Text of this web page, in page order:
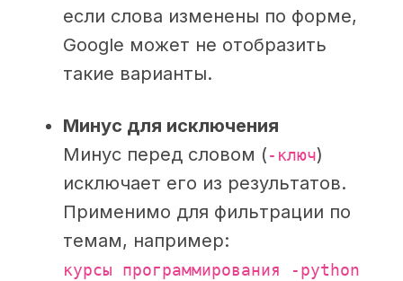
если слова изменены по форме,
Google может не отобразить
такие варианты.
Минус для исключения
Минус перед словом ( -ключ)
исключает его из результатов.
Применимо для фильтрации по
темам, например:
курсы программирования -python